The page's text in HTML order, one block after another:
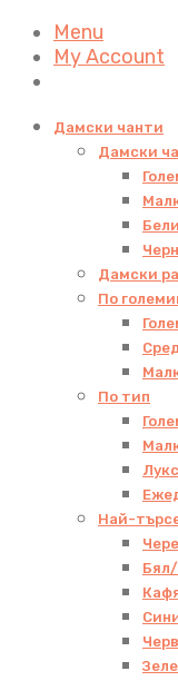
Menu
My Account
Дамски чанти
Дамски
Дамски
По
По тип
Най-